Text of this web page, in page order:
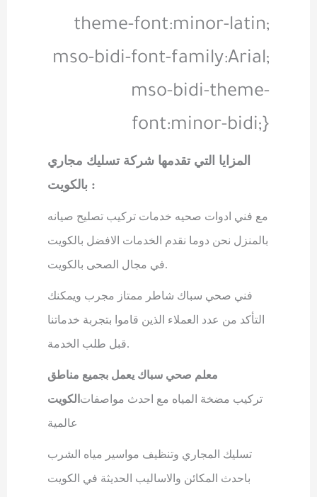
theme-font:minor-latin;
mso-bidi-font-family:Arial;
mso-bidi-theme-
font:minor-bidi;}
المزايا التي تقدمها شركة تسليك مجاري
بالكويت :
مع فني ادوات صحيه خدمات تركيب تصليح صيانه
بالمنزل نحن دوما نقدم الخدمات الافضل بالكويت
في مجال الصحى بالكويت.
فني صحي سباك شاطر ممتاز مجرب ويمكنك
التأكد من عدد العملاء الذين قاموا بتجربة خدماتنا
قبل طلب الخدمة.
معلم صحي سباك يعمل بجميع مناطق
الكويت تركيب مضخة المياه مع احدث مواصفات
عالمية
تسليك المجاري وتنظيف مواسير مياه الشرب
باحدث المكائن والاساليب الحديثة في الكويت